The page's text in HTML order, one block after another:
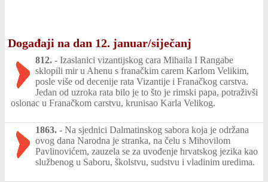
Događaji na dan 12. januar/siječanj
812. - Izaslanici vizantijskog cara Mihaila I Rangabe
sklopili mir u Ahenu s franačkim carem Karlom Velikim,
posle više od decenije rata Vizantije i Franačkog carstva.
Jedan od uzroka rata bilo je to što je rimski papa, potraživši
oslonac u Franačkom carstvu, krunisao Karla Velikog.
1863. - Na sjednici Dalmatinskog sabora koja je održana
ovog dana Narodna je stranka, na čelu s Mihovilom
Pavlinovićem, zauzela se za uvođenje hrvatskog jezika kao
službenog u Saboru, školstvu, sudstvu i vladinim uredima.